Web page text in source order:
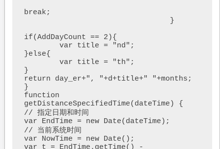
break;
if(AddDayCount == 2){
}else{
}
return day_er+", "+d+title+" "+months;
}
function
getDistanceSpecifiedTime(dateTime) {
// 指定日期和时间
var EndTime = new Date(dateTime);
// 当前系统时间
var NowTime = new Date();